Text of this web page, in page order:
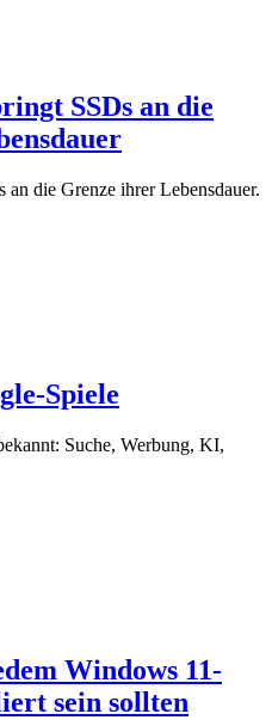
SSDs an die
die Grenze ihrer Lebensdauer.
Spiele
Suche, Werbung, KI,
Windows 11-
sein sollten